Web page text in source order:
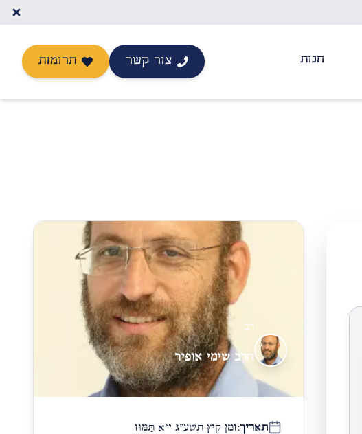
חנות
יצירת קשר
צור קשר
תרומה לישיבה
תרומות
רב
הרב שימי אופיר
תאריך:זמן קיץ תשע"ג י״א תַּמּוּז